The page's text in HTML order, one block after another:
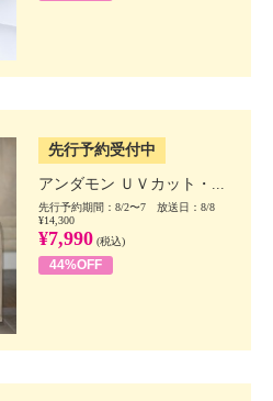
先行予約受付中
アンダモン ＵＶカット・...
先行予約期間：8/2〜7 放送日：8/8
¥14,300
¥7,990 (税込)
44%OFF